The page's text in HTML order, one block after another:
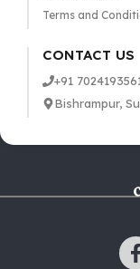
Terms and
CONTACT US
+91
Bishrampur,